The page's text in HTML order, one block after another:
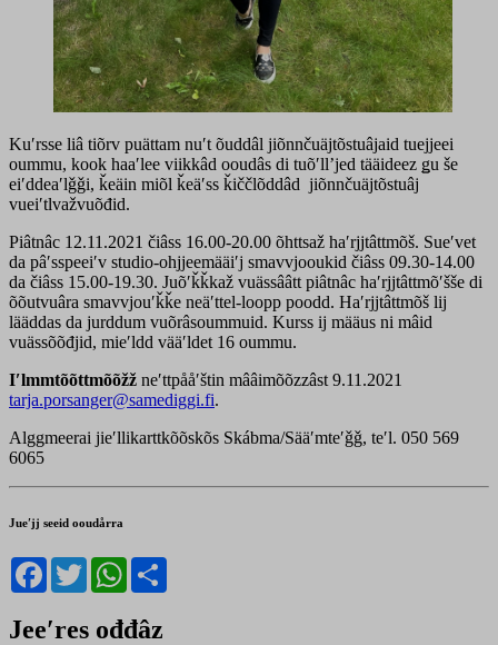
Kuʹrsse liâ tiõrv puättam nuʹt õuddâl jiõnnčuäjtõstuâjaid tuejjeei
oummu, kook haaʹlee viikkâd ooudâs di tuõʹllʼjed tääideez ǥu še
eiʹddeaʹlǧǧi, ǩeäin miõl ǩeäʹss ǩiččlõddâd jiõnnčuäjtõstuâj
vueiʹtlvažvuõđid.
Piâtnâc 12.11.2021 čiâss 16.00-20.00 õhttsaž haʹrjjtâttmõš. Sueʹvet
da pâʹsspeeiʹv studio-ohjjeemääiʹj smavvjooukid čiâss 09.30-14.00
da čiâss 15.00-19.30. Juõʹǩǩkaž vuässââtt piâtnâc haʹrjjtâttmõʹšše di
õõutvuâra smavvjouʹǩǩe neäʹttel-loopp poodd. Haʹrjjtâttmõš lij
lääddas da jurddum vuõrâsoummuid. Kurss ij määus ni mâid
vuässõõđjid, mieʹldd vääʹldet 16 oummu.
Iʹlmmtõõttmõõžž neʹttpååʹštin mââimõõzzâst 9.11.2021
tarja.porsanger@samediggi.fi.
Alggmeerai jieʹllikarttkõõskõs Skábma/Sääʹmteʹǧǧ, teʹl. 050 569
6065
Jueʹjj seeid ooudårra
Facebook
TwitterWhatsApp
Jeeʹres ođđâz